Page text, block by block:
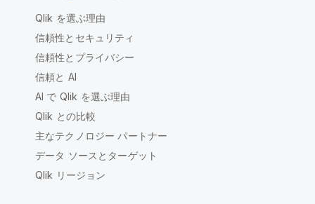
Qlik を選ぶ理由
信頼性とセキュリティ
信頼性とプライバシー
信頼と AI
AI で Qlik を選ぶ理由
Qlik との比較
主なテクノロジー パートナー
データ ソースとターゲット
Qlik リージョン